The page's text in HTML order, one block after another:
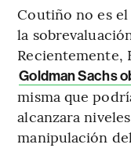
Coutiño no es
la
Recientemente,
Goldman Sachs
misma que
alcanzara
manipulación